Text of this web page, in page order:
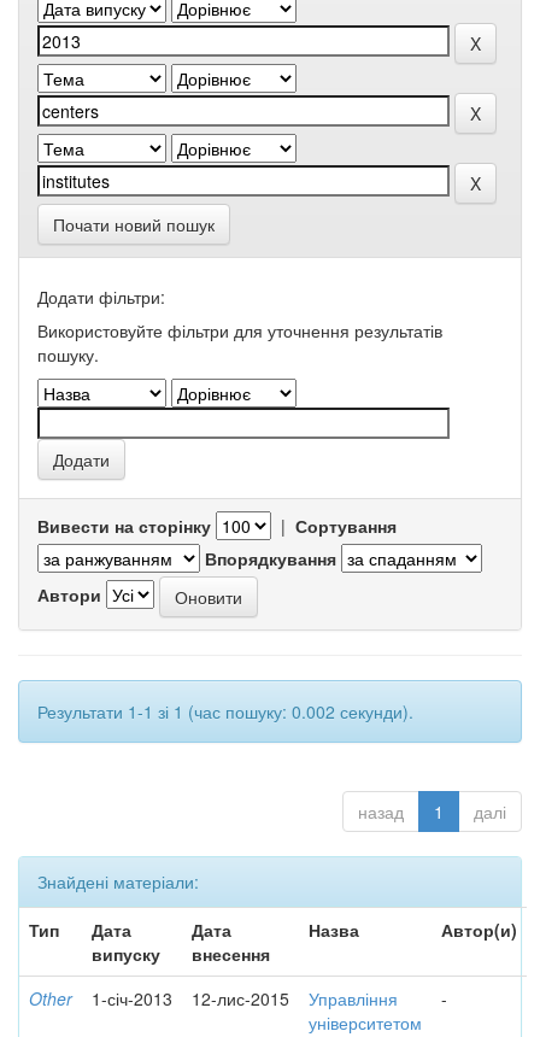
Почати новий пошук
Додати фільтри:
Використовуйте фільтри для уточнення результатів
пошуку.
Вивести на сторінку | Сортування
Впорядкування
Автори
Результати 1-1 зі 1 (час пошуку: 0.002 секунди).
назад 1 далі
Знайдені матеріали:
Тип
Дата
випуску
Дата
внесення
Назва Автор(и)
Other 1-січ-2013 12-лис-2015
Управління
університетом
-